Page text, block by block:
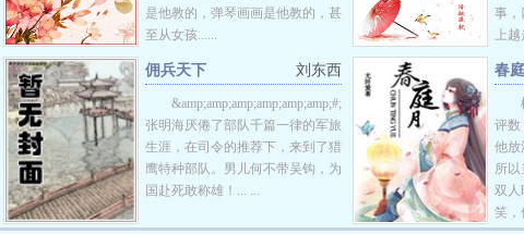
是他教的，弹琴画画是他教的，甚
至从女孩......
事，
上
刘东西
佣兵天下
&amp;amp;amp;amp;amp;amp;#;&amp;amp;amp;amp;amp;amp;#;
张明海厌倦了部队千篇一律的军旅
生涯，在司令的推荐下，来到了猎
鹰特种部队。男儿何不带吴钩，为
国赴死敢称雄！... ...
春
评数
他放
所
双人
笑，